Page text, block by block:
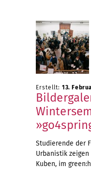
Erstellt: 13.
Studierende der
Urbanistik
Kuben, im